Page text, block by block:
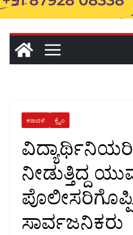
ಕರಾವಳಿ ಕ್ರೈಂ
ನೀಡುತ್ತಿದ್ದ
ಸಾರ್ವಜನಿಕರು